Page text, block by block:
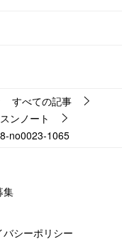
すべての記事
ンノート
­no0023-­1065
集
バシーポリシー